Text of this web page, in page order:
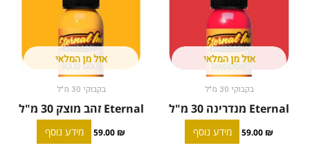
אזל מן המלאי
בקבוקי 30 מ"ל
Eternal מנדרינה 30 מ"ל
59.00 ₪ מידע נוסף
אזל מן המלאי
בקבוקי 30 מ"ל
Eternal זהב מוצק 30 מ"ל
59.00 ₪ מידע נוסף